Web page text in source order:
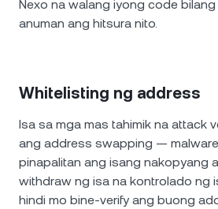
Nexo na walang iyong code
anuman ang hitsura nito.
Whitelisting ng address
Isa sa mga mas tahimik na attack
ang address swapping —
pinapalitan ang isang nakopyang
withdraw ng isa na kontrolado ng
hindi mo bine-verify ang buong